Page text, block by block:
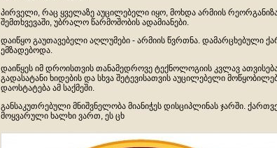
პირველი, რაც ყველაზე აუცილებელი იყო, მოხდა არმიის
შემთხვევაში, უბრალო წარმოშობის ადამიანები.
დაიწყო გაუთავებელი აღლუმები - არმიის წვრთნა. დამარცხებული
ემზადებოდა.
დაიწყეს იმ დროისთვის თანამედროვე ტექნოლოგიის კვლავ
გადასატანი ხიდების და სხვა შეტევისათვის აუცილებელი
დაოსტატება ამ საქმეში.
განსაკუთრებული მნიშვნელობა მიანიჭეს დისციპლინას ჯარში.
მოყვარული ხალხი ვართ, ეს ცხ